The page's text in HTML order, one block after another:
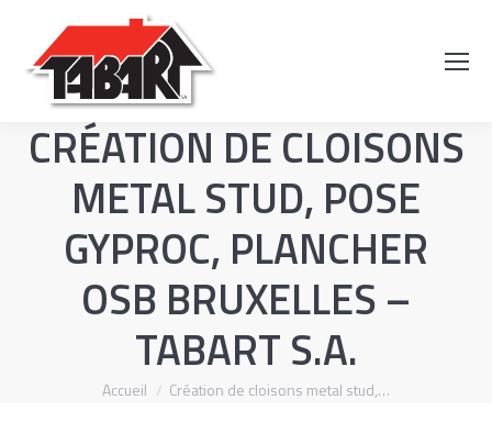
CRÉATION DE CLOISONS
METAL STUD, POSE
GYPROC, PLANCHER
OSB BRUXELLES –
TABART S.A.
Vous êtes ici :
Accueil Création de cloisons metal stud,…